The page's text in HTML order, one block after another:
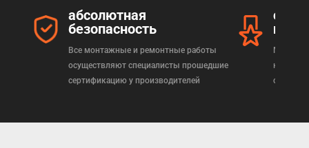
абсолютная
безопасность
Все монтажные и ремонтные работы
осуществляют специалисты прошедшие
сертификацию у производителей
Мы